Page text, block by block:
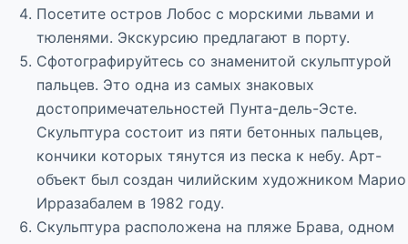
Посетите остров Лобос с морскими львами и
тюленями. Экскурсию предлагают в порту.
Сфотографируйтесь со знаменитой скульптурой
пальцев. Это одна из самых знаковых
достопримечательностей Пунта-дель-Эсте.
Скульптура состоит из пяти бетонных пальцев,
кончики которых тянутся из песка к небу. Арт-
объект был создан чилийским художником Марио
Ирразабалем в 1982 году.
Скульптура расположена на пляже Брава, одном